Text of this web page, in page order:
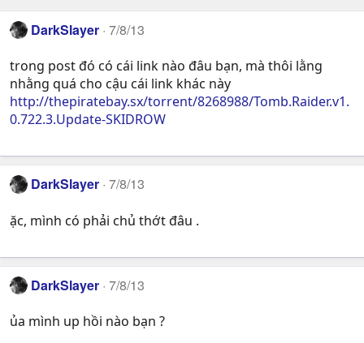
DarkSlayer 7/8/13
trong post đó có cái link nào đâu bạn, mà thôi lằng
nhằng quá cho cậu cái link khác này
http://thepiratebay.sx/torrent/8268988/Tomb.Raider.v1.
0.722.3.Update-SKIDROW
DarkSlayer 7/8/13
ặc, mình có phải chủ thớt đâu .
DarkSlayer 7/8/13
ủa mình up hồi nào bạn ?